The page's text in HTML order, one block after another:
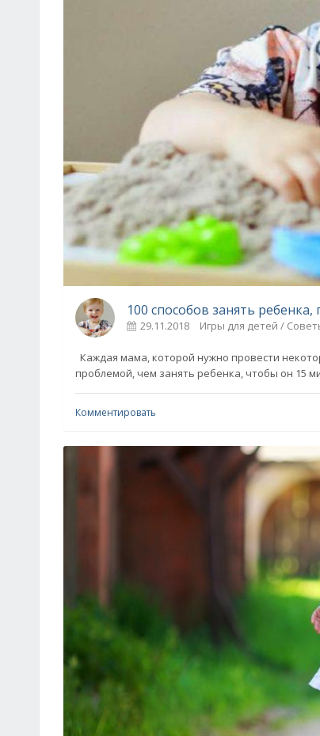
100 способов занять
29.11.2018 Игры для детей /
Каждая мама, которой нужно провести
проблемой, чем занять ребенка, чтобы он 15
Комментировать